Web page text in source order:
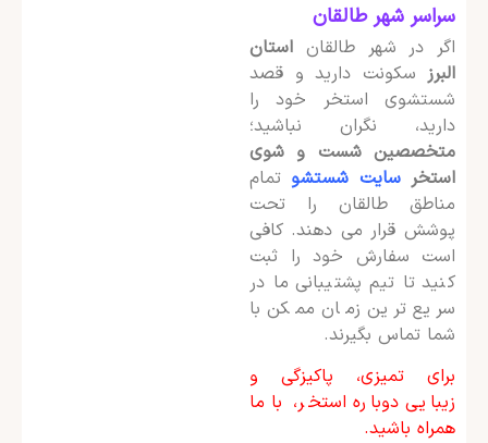
سراسر شهر طالقان
اگر در شهر طالقان استان
البرزسکونت دارید و قصد
شستشوی استخر خود را
دارید، نگران نباشید؛
متخصصین شست و شوی
استخر سایت شستشوتمام
مناطق طالقان را تحت
پوشش قرار می دهند. کافی
است سفارش خود را ثبت
کنید تا تیم پشتیبانی ما در
سریع ترین زمان ممکن با
شما تماس بگیرند.
برای تمیزی، پاکیزگی و
زیبایی دوباره استخر، با ما
همراه باشید.